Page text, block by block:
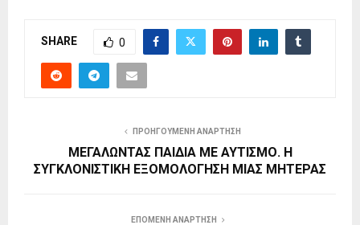
SHARE 0
ΠΡΟΗΓΟΎΜΕΝΗ ΑΝΆΡΤΗΣΗ
ΜΕΓΑΛΩΝΤΑΣ ΠΑΙΔΙΑ ΜΕ ΑΥΤΙΣΜΟ. Η
ΣΥΓΚΛΟΝΙΣΤΙΚΗ ΕΞΟΜΟΛΟΓΗΣΗ ΜΙΑΣ ΜΗΤΕΡΑΣ
ΕΠΌΜΕΝΗ ΑΝΆΡΤΗΣΗ